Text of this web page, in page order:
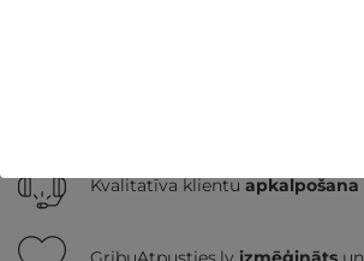
Kvalitatīva klientuapkalpošana